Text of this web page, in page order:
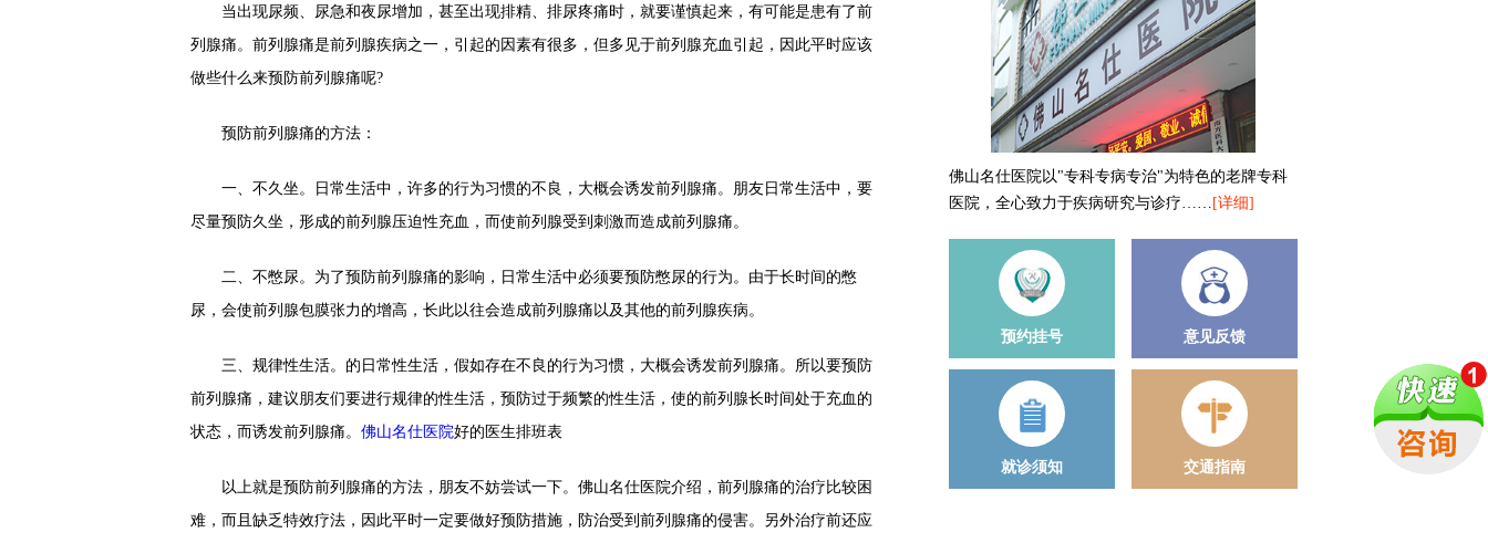
当出现尿频、尿急和夜尿增加，甚至出现排精、排尿疼痛时，就要谨慎起来，有可能是患有了前
列腺痛。前列腺痛是前列腺疾病之一，引起的因素有很多，但多见于前列腺充血引起，因此平时应该
做些什么来预防前列腺痛呢?
预防前列腺痛的方法：
一、不久坐。日常生活中，许多的行为习惯的不良，大概会诱发前列腺痛。朋友日常生活中，要
尽量预防久坐，形成的前列腺压迫性充血，而使前列腺受到刺激而造成前列腺痛。
二、不憋尿。为了预防前列腺痛的影响，日常生活中必须要预防憋尿的行为。由于长时间的憋
尿，会使前列腺包膜张力的增高，长此以往会造成前列腺痛以及其他的前列腺疾病。
三、规律性生活。的日常性生活，假如存在不良的行为习惯，大概会诱发前列腺痛。所以要预防
前列腺痛，建议朋友们要进行规律的性生活，预防过于频繁的性生活，使的前列腺长时间处于充血的
状态，而诱发前列腺痛。 佛山名仕医院好的医生排班表
以上就是预防前列腺痛的方法，朋友不妨尝试一下。佛山名仕医院介绍，前列腺痛的治疗比较困
难，而且缺乏特效疗法，因此平时一定要做好预防措施，防治受到前列腺痛的侵害。另外治疗前还应
佛山名仕医院以"专科专病专治"为特色的老牌专科
医院，全心致力于疾病研究与诊疗…… [详细]
预约挂号 意见反馈
就诊须知 交通指南